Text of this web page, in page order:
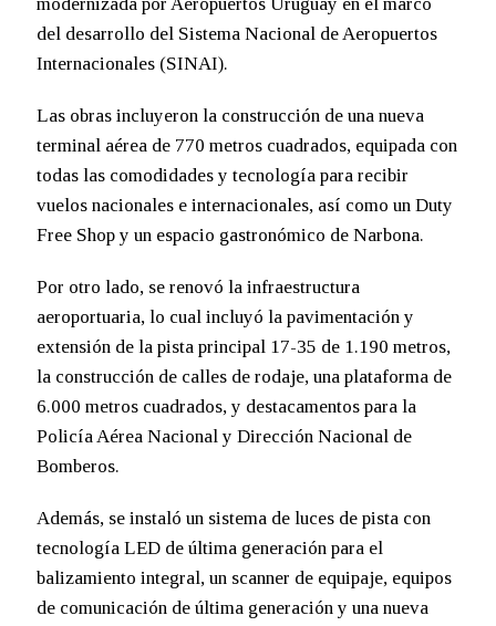
del desarrollo del Sistema Nacional de Aeropuertos
Internacionales (SINAI).
Las obras incluyeron la construcción de una nueva
terminal aérea de 770 metros cuadrados, equipada con
todas las comodidades y tecnología para recibir
vuelos nacionales e internacionales, así como un Duty
Free Shop y un espacio gastronómico de Narbona.
Por otro lado, se renovó la infraestructura
aeroportuaria, lo cual incluyó la pavimentación y
extensión de la pista principal 17-35 de 1.190 metros,
la construcción de calles de rodaje, una plataforma de
6.000 metros cuadrados, y destacamentos para la
Policía Aérea Nacional y Dirección Nacional de
Bomberos.
Además, se instaló un sistema de luces de pista con
tecnología LED de última generación para el
balizamiento integral, un scanner de equipaje, equipos
de comunicación de última generación y una nueva